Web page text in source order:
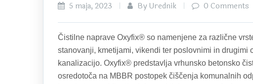
5 maja, 2023 By Urednik 0 Comments
Čistilne naprave Oxyfix® so namenjene za različne
stanovanji, kmetijami, vikendi ter poslovnimi in drugimi
kanalizacijo. Oxyfix® predstavlja vrhunsko betonsko
osredotoča na MBBR postopek čiščenja komunalnih